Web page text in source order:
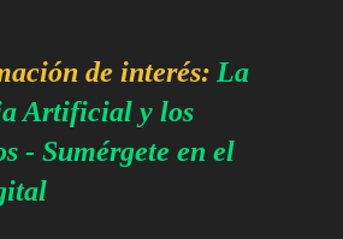
de interés: La
Artificial y los
- Sumérgete en el